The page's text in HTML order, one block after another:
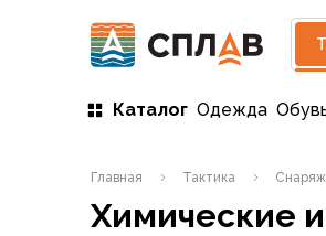
Каталог
Мужская одежда
Куртки
Одежда
Главная Тактика
Химические